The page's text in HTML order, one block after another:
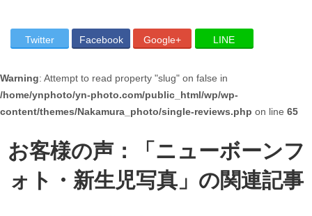
Twitter Facebook Google+ LINE
Warning: Attempt to read property "slug" on false in
/home/ynphoto/yn-photo.com/public_html/wp/wp-
content/themes/Nakamura_photo/single-reviews.php on line 65
お客様の声：「 ニューボーンフ
ォト・新生児写真」の関連記事